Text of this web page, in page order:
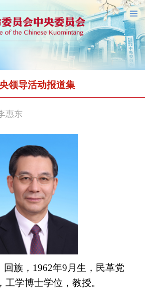
领导活动报道集
惠东
族，1962年9月生，民革党
工学博士学位，教授。